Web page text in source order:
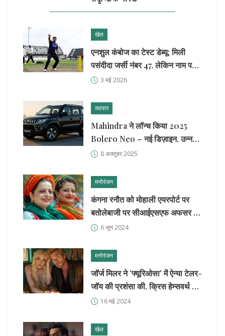
खेल
एनशुल कंबोज का टेस्ट डेब्यू: मिली
पसंदीदा जर्सी नंबर 47, लेकिन नाम पर है
एक बारीक फर्क
3 मई 2026
व्यापार
Mahindra ने लॉन्च किया 2025
Bolero Neo – नई डिज़ाइन, उन्नत
इंटीरियर और प्रीमियम फीचर
8 अक्तूबर 2025
मनोरंजन
कंगना रनौत को मोहाली एयरपोर्ट पर
बतोलेबाजी पर सीआईएसएफ अफसर ने
चाटा मारा
6 जून 2024
मनोरंजन
जॉर्ज मिलर ने 'फ्यूरिओसा' में ऐन्या टेलर-
जॉय की प्रशंसा की, क्रिस हेम्सवर्थ के
साथ परफेक्ट जोड़ी बताया
16 मई 2024
खेल